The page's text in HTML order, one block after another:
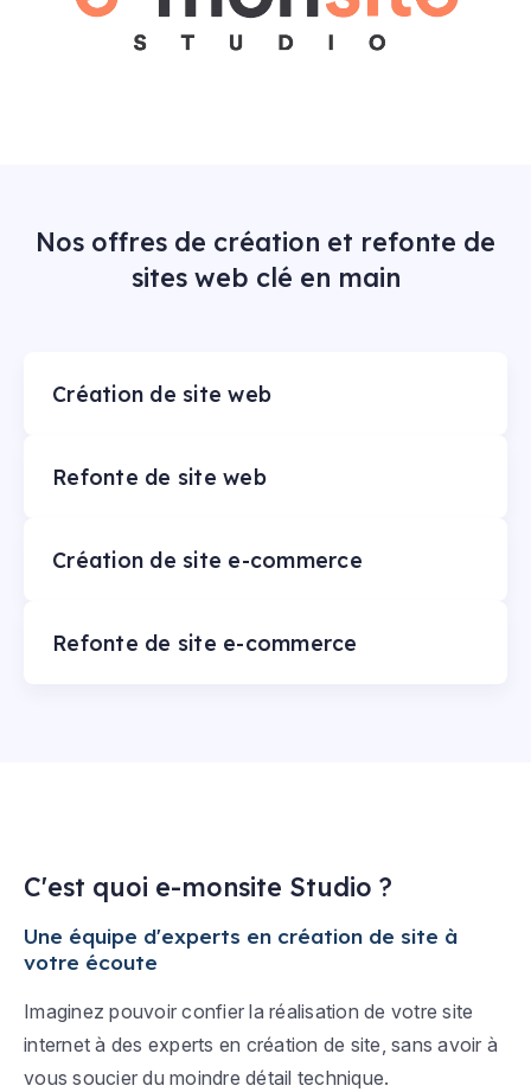
Nos offres de création et refonte de
sites web clé en main
Création de site web
Refonte de site web
Création de site e-commerce
Refonte de site e-commerce
C'est quoi e-monsite Studio ?
Une équipe d'experts en création de site à
votre écoute
Imaginez pouvoir confier la réalisation de votre site
internet à des experts en création de site, sans avoir à
vous soucier du moindre détail technique.